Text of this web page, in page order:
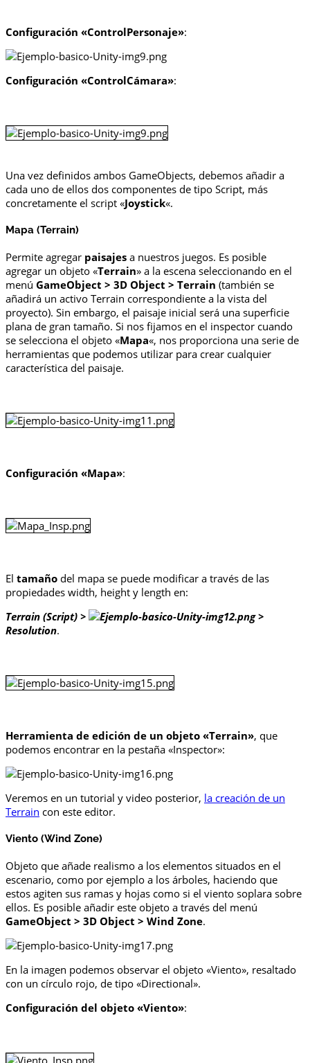
Configuración «ControlPersonaje»:
Configuración «ControlCámara»:
Una vez definidos ambos GameObjects, debemos añadir a
cada uno de ellos dos componentes de tipo Script, más
concretamente el script «Joystick«.
Mapa (Terrain)
Permite agregar paisajes a nuestros juegos. Es posible
agregar un objeto «Terrain» a la escena seleccionando en el
menú GameObject > 3D Object > Terrain (también se
añadirá un activo Terrain correspondiente a la vista del
proyecto). Sin embargo, el paisaje inicial será una superficie
plana de gran tamaño. Si nos fijamos en el inspector cuando
se selecciona el objeto «Mapa«, nos proporciona una serie de
herramientas que podemos utilizar para crear cualquier
característica del paisaje.
Configuración «Mapa»:
El tamaño del mapa se puede modificar a través de las
propiedades width, height y length en:
Terrain (Script) >
>
Resolution.
Herramienta de edición de un objeto «Terrain», que
podemos encontrar en la pestaña «Inspector»:
Veremos en un tutorial y video posterior, la creación de un
Terrain con este editor.
Viento (Wind Zone)
Objeto que añade realismo a los elementos situados en el
escenario, como por ejemplo a los árboles, haciendo que
estos agiten sus ramas y hojas como si el viento soplara sobre
ellos. Es posible añadir este objeto a través del menú
GameObject > 3D Object > Wind Zone.
En la imagen podemos observar el objeto «Viento», resaltado
con un círculo rojo, de tipo «Directional».
Configuración del objeto «Viento»: